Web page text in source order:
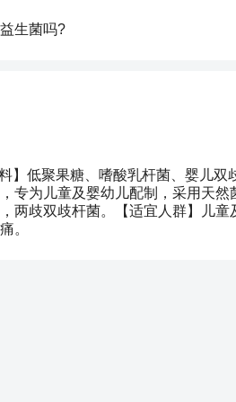
生菌吗?
】低聚果糖、嗜酸乳杆菌、婴儿双
专为儿童及婴幼儿配制，采用天
两歧双歧杆菌。【适宜人群】儿童
。